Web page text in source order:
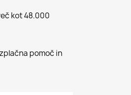
kot 48.000
pomoč in